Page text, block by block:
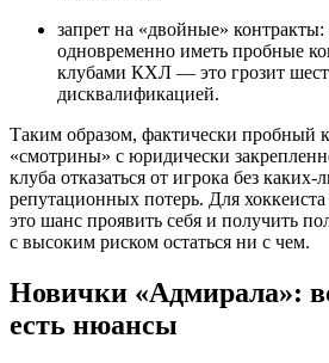
запрет на «двойные»
одновременно иметь пробные
клубами КХЛ — это грозит
дисквалификацией.
Таким образом, фактически пробный
«смотрины» с юридически
клуба отказаться от игрока без
репутационных потерь. Для
это шанс проявить себя и получить
с высоким риском остаться ни с чем.
Новички «Адмирала»:
есть нюансы